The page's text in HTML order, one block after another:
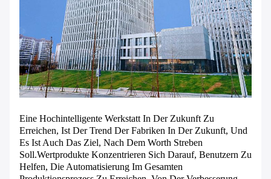
Eine Hochintelligente Werkstatt In Der Zukunft Zu
Erreichen, Ist Der Trend Der Fabriken In Der Zukunft, Und
Es Ist Auch Das Ziel, Nach Dem Worth Streben
Soll.Wertprodukte Konzentrieren Sich Darauf, Benutzern Zu
Helfen, Die Automatisierung Im Gesamten